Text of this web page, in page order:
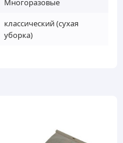
Многоразовые
классический (сухая
уборка)